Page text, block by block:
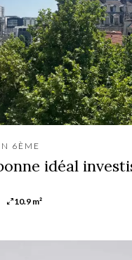
6ÈME
idéal
10.9 m²